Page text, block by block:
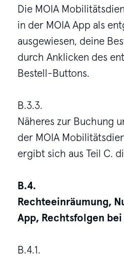
Die MOIA
in der MOIA App als
ausgewiesen, deine
durch Anklicken des
Bestell-Buttons.
B.3.3.
Näheres zur Buchung
der MOIA
ergibt sich aus Teil C.
B.4.
Rechteeinräumung,
App, Rechtsfolgen
B.4.1.